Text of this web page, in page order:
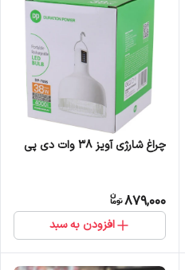
چراغ شارژی آویز 38 وات دی پی
879,000
افزودن به سبد